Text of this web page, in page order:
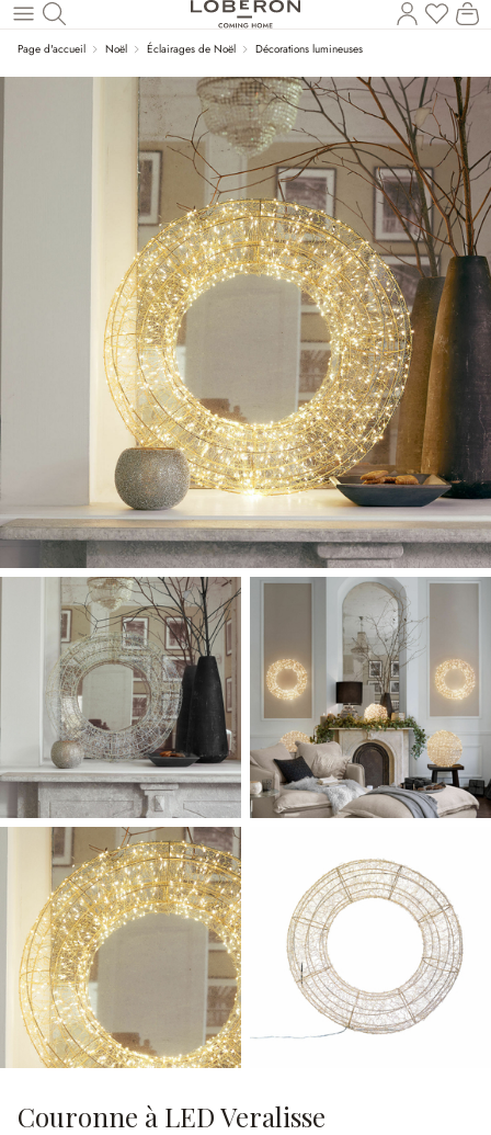
Revenir au contenu principal
Vous
Page d'accueil Noël Éclairages de Noël Décorations lumineuses
Couronne à LED Veralisse